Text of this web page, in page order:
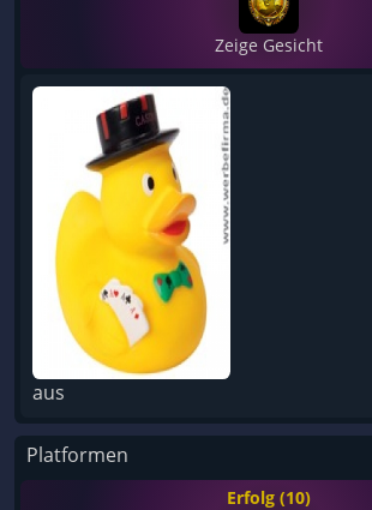
Zeige Gesicht
aus
Platformen
Erfolg (10)